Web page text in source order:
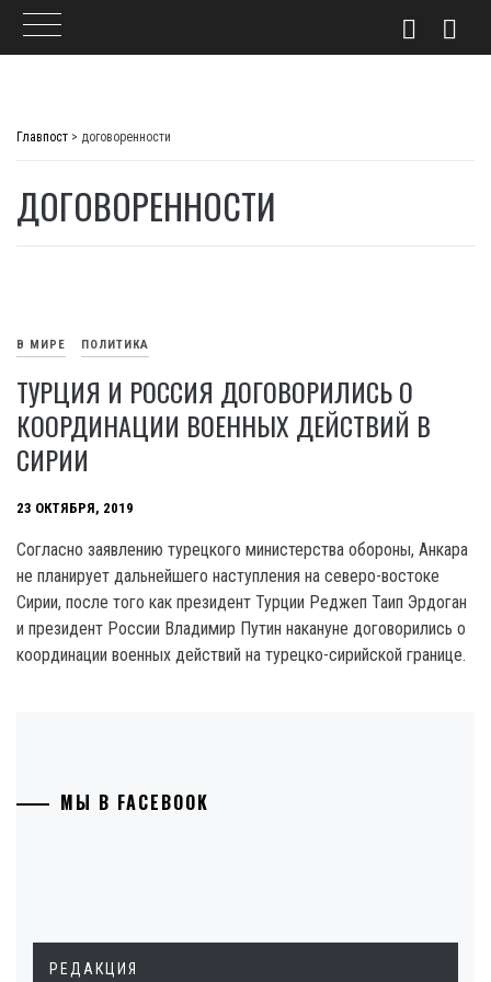
Главпост > договоренности
ДОГОВОРЕННОСТИ
В МИРЕ ПОЛИТИКА
ТУРЦИЯ И РОССИЯ ДОГОВОРИЛИСЬ О
КООРДИНАЦИИ ВОЕННЫХ ДЕЙСТВИЙ В
СИРИИ
23 ОКТЯБРЯ, 2019
Согласно заявлению турецкого министерства обороны, Анкара
не планирует дальнейшего наступления на северо-востоке
Сирии, после того как президент Турции Реджеп Таип Эрдоган
и президент России Владимир Путин накануне договорились о
координации военных действий на турецко-сирийской границе.
МЫ В FACEBOOK
РЕДАКЦИЯ